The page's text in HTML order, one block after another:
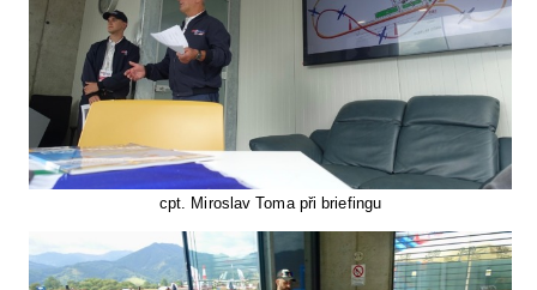
cpt. Miroslav Toma při briefingu